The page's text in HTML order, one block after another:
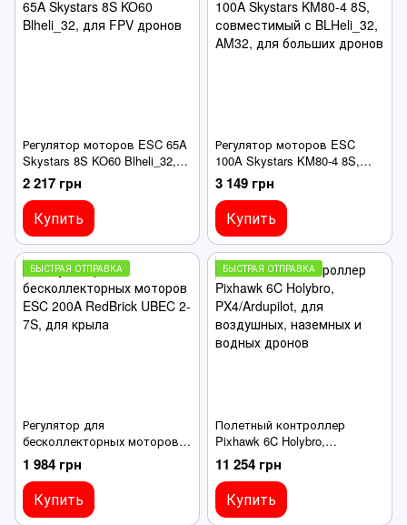
Регулятор моторов ESC 65A
Skystars 8S KO60 Blheli_32,
для FPV дронов
2 217 грн
Купить
Регулятор моторов ESC
100A Skystars KM80-4 8S,
совместимый с BLHeli_32,
AM32, для больших дронов
3 149 грн
Купить
БЫСТРАЯ ОТПРАВКА
Регулятор для
бесколлекторных моторов
ESC 200A RedBrick UBEC 2-
7S, для крыла
1 984 грн
Купить
БЫСТРАЯ ОТПРАВКА
Полетный контроллер
Pixhawk 6C Holybro,
PX4/Ardupilot, для
воздушных, наземных и
водных дронов
11 254 грн
Купить